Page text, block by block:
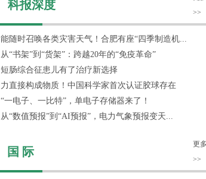
科报深度
>>
能随时召唤各类灾害天气！合肥有座“四季制造机...
从“书架”到“货架”：跨越20年的“免疫革命”
短肠综合征患儿有了治疗新选择
力直接构成物质！中国科学家首次认证胶球存在
“一电子、一比特”，单电子存储器来了！
从“数值预报”到“AI预报”，电力气象预报变天...
国 际
更多
>>